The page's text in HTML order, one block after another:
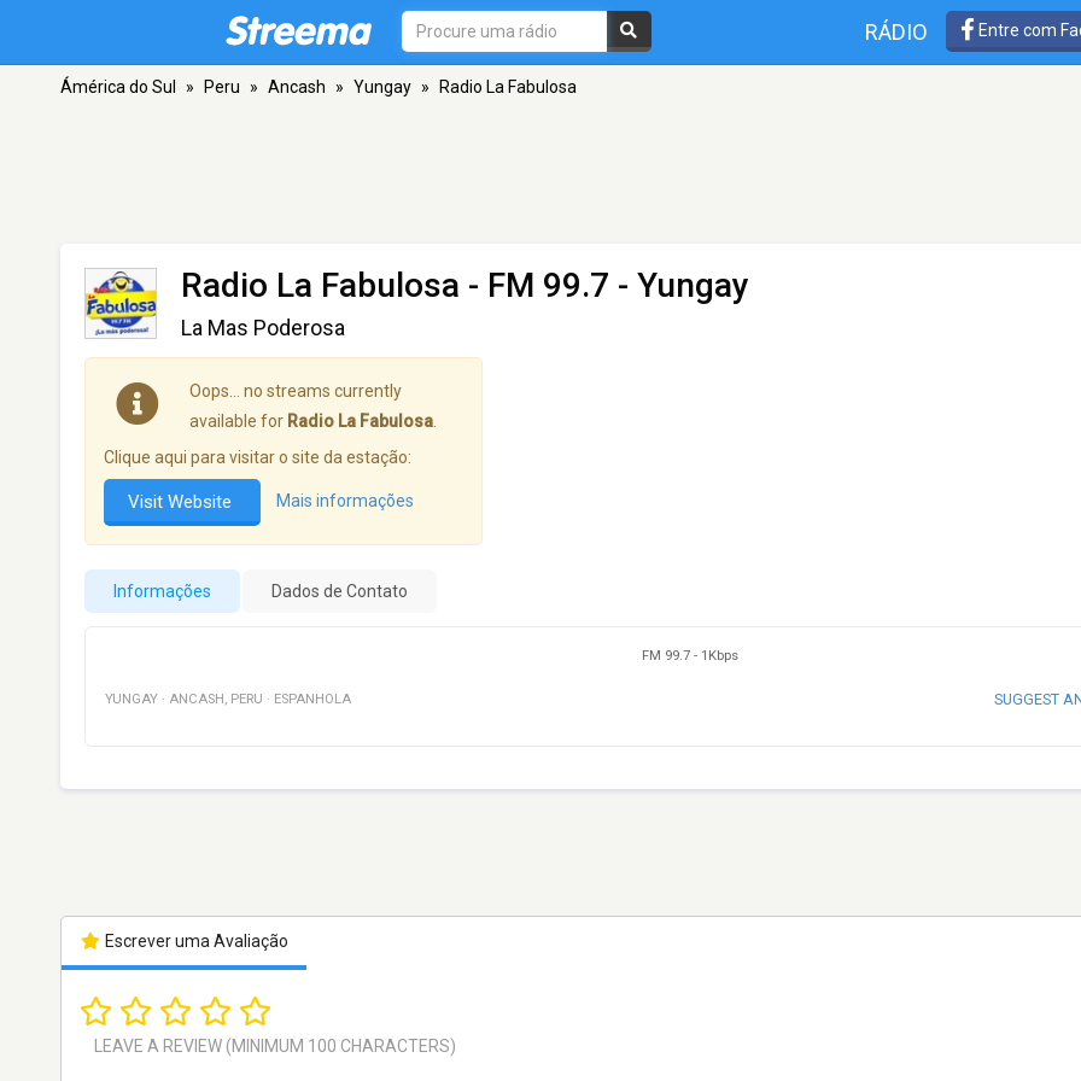
RÁDIO Entre com
Ámérica do Sul » Peru » Ancash » Yungay » Radio La Fabulosa
Radio La Fabulosa - FM 99.7 - Yungay
La Mas Poderosa
Oops… no streams currently
available for Radio La Fabulosa
Clique aqui para visitar o site da estação:
Visit Website Mais informações
Informações Dados de Contato
FM 99.7 - 1Kbps
YUNGAY · ANCASH, PERU · ESPANHOLA SUGGEST
Escrever uma Avaliação